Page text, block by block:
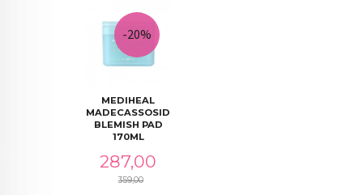
MEDIHEAL
MADECASSOSIDE
BLEMISH PAD
170ML
Tilbud
287,00
359,00
-20%